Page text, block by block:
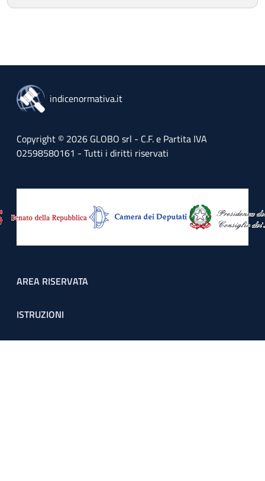
indicenormativa.it
Copyright © 2026 GLOBO srl - C.F. e Partita IVA
02598580161 - Tutti i diritti riservati
Footer menu
AREA RISERVATA
ISTRUZIONI